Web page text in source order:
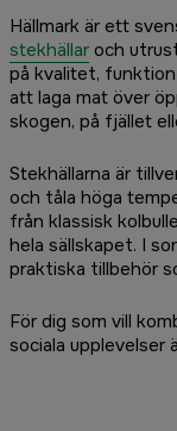
Hällmark är ett
stekhällar och
på kvalitet,
att laga mat över
skogen, på fjället
Stekhällarna är
och tåla höga
från klassisk
hela sällskapet. I
praktiska tillbehör
För dig som vill
sociala upplevelser